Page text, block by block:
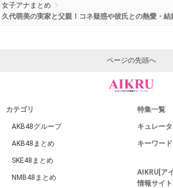
女子アナまとめ
久代萌美の実家と父親！コネ疑惑や彼氏との熱愛・結
ページの先頭へ
カテゴリ
AKB48グループ
AKB48まとめ
SKE48まとめ
NMB48まとめ
特集一覧
キュレー
キーワー
AIKRU[ア
情報サイ